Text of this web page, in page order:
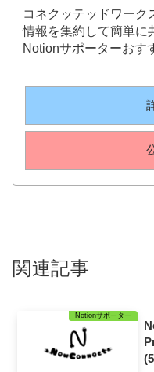
コネクッテッドワーク
情報を集約して簡単に
Notionサポーターおす
関連記事
Notionサポーター